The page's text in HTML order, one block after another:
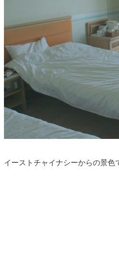
イーストチャイナシーからの景色